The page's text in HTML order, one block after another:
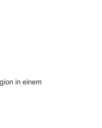
in einem